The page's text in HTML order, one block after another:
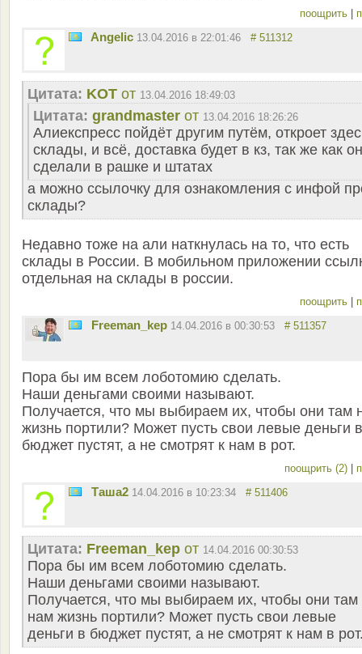
поощрить
Angelic 13.04.2016 в 22:01:46 # 511312
Цитата: KOT от 13.04.2016 18:49:03
Цитата: grandmaster от 13.04.2016 18:26:26
Алиекспресс пойдёт другим путём, откроет
склады, и всё, доставка будет в кз, так же как
сделали в рашке и штатах
а можно ссылочку для ознакомления с инфой
склады?
Недавно тоже на али наткнулась на то, что есть
склады в России. В мобильном приложении
отдельная на склады в россии.
поощрить
Freeman_kep 14.04.2016 в 00:30:53 # 511357
Пора бы им всем лоботомию сделать.
Наши деньгами своими называют.
Получается, что мы выбираем их, чтобы они там
жизнь портили? Может пусть свои левые деньги в
бюджет пустят, а не смотрят к нам в рот.
поощрить (2)
Таша2 14.04.2016 в 10:23:34 # 511406
Цитата: Freeman_kep от 14.04.2016 00:30:53
Пора бы им всем лоботомию сделать.
Наши деньгами своими называют.
Получается, что мы выбираем их, чтобы они там
нам жизнь портили? Может пусть свои левые
деньги в бюджет пустят, а не смотрят к нам в